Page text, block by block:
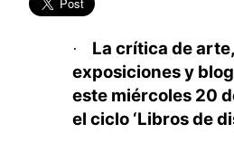
·
La crítica de
exposiciones y
este miércoles 20
el ciclo ‘Libros de